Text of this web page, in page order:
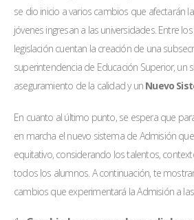
se dio inicio a varios cambios que afectarán
jóvenes ingresan a las universidades. Entre
legislación cuentan la creación de una
superintendencia de Educación Superior, un
aseguramiento de la calidad y un Nuevo
En cuanto al último punto, se espera que
en marcha el nuevo sistema de Admisión
equitativo, considerando los talentos,
todos los alumnos. A continuación, te
cambios que experimentará la Admisión a